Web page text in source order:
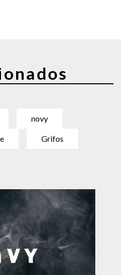
novy
Grifos